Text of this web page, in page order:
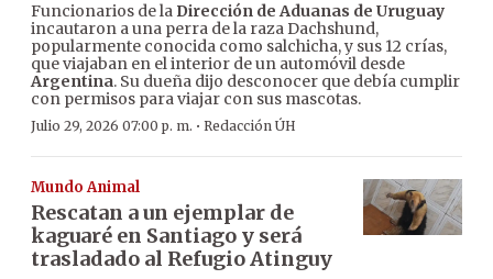
Funcionarios de la Dirección de Aduanas de Uruguay
incautaron a una perra de la raza Dachshund,
popularmente conocida como salchicha, y sus 12 crías,
que viajaban en el interior de un automóvil desde
Argentina. Su dueña dijo desconocer que debía cumplir
con permisos para viajar con sus mascotas.
Julio 29, 2026 07:00 p. m. · Redacción ÚH
Mundo Animal
Rescatan a un ejemplar de
kaguaré en Santiago y será
trasladado al Refugio Atinguy